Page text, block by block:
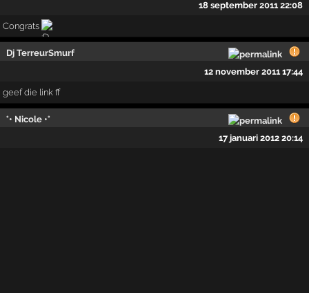
18 september 2011 22:08
Congrats
Dj TerreurSmurf
12 november 2011 17:44
geef die link ff
°• Nicole •°
17 januari 2012 20:14